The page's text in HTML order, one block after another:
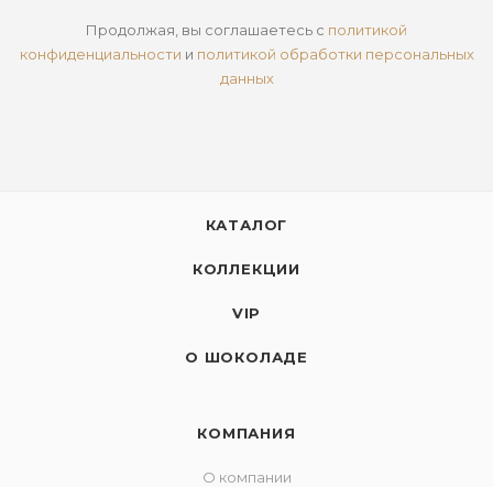
Продолжая, вы соглашаетесь с политикой
конфиденциальности и политикой обработки персональных
данных
КАТАЛОГ
КОЛЛЕКЦИИ
VIP
О ШОКОЛАДЕ
КОМПАНИЯ
О компании